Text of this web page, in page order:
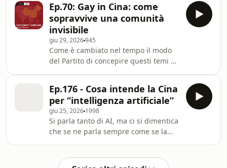
megaphone.fm/adchoices
Ep.70: Gay in Cina: come
sopravvive una comunità
invisibile
giu 29, 2026945
Come è cambiato nel tempo il modo
del Partito di concepire questi temi e
cinese. Learn more about your ad
choices. Visit
megaphone.fm/adchoices
Ep.176 - Cosa intende la Cina
per “intelligenza artificiale”
giu 25, 2026 1998
Si parla tanto di AI, ma ci si dimentica
che se ne parla sempre come se la
siamo di fronte a una sfida costante